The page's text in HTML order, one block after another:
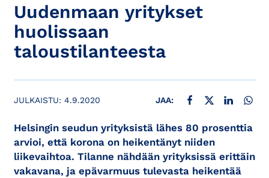
Uudenmaan yritykset
huolissaan
taloustilanteesta
JULKAISTU: 4.9.2020 JAA: JAA FACEBOOKISSA
JAA X:SSÄ JAA
Helsingin seudun yrityksistä lähes 80 prosenttia
arvioi, että korona on heikentänyt niiden
liikevaihtoa. Tilanne nähdään yrityksissä erittäin
vakavana, ja epävarmuus tulevasta heikentää